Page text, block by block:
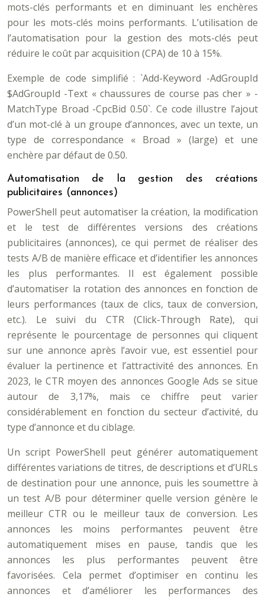
mots-clés performants et en diminuant les enchères
pour les mots-clés moins performants. L’utilisation de
l’automatisation pour la gestion des mots-clés peut
réduire le coût par acquisition (CPA) de 10 à 15%.
Exemple de code simplifié : `Add-Keyword -AdGroupId
$AdGroupId -Text « chaussures de course pas cher » -
MatchType Broad -CpcBid 0.50`. Ce code illustre l’ajout
d’un mot-clé à un groupe d’annonces, avec un texte, un
type de correspondance « Broad » (large) et une
enchère par défaut de 0.50.
Automatisation de la gestion des créations
publicitaires (annonces)
PowerShell peut automatiser la création, la modification
et le test de différentes versions des créations
publicitaires (annonces), ce qui permet de réaliser des
tests A/B de manière efficace et d’identifier les annonces
les plus performantes. Il est également possible
d’automatiser la rotation des annonces en fonction de
leurs performances (taux de clics, taux de conversion,
etc.). Le suivi du CTR (Click-Through Rate), qui
représente le pourcentage de personnes qui cliquent
sur une annonce après l’avoir vue, est essentiel pour
évaluer la pertinence et l’attractivité des annonces. En
2023, le CTR moyen des annonces Google Ads se situe
autour de 3,17%, mais ce chiffre peut varier
considérablement en fonction du secteur d’activité, du
type d’annonce et du ciblage.
Un script PowerShell peut générer automatiquement
différentes variations de titres, de descriptions et d’URLs
de destination pour une annonce, puis les soumettre à
un test A/B pour déterminer quelle version génère le
meilleur CTR ou le meilleur taux de conversion. Les
annonces les moins performantes peuvent être
automatiquement mises en pause, tandis que les
annonces les plus performantes peuvent être
favorisées. Cela permet d’optimiser en continu les
annonces et d’améliorer les performances des